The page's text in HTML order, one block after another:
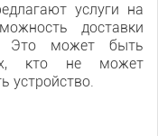
услуги на
доставки
Это может быть
кто не может
устройство.